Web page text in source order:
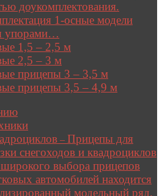
доукомплектования.
1-осные модели
упорами…
1,5 – 2,5 м
2,5 – 3 м
прицепы 3 – 3,5 м
прицепы 3,5 – 4,9 м
– Прицепы для
снегоходов и квадроциклов
выбора прицепов
автомобилей находится
модельный ряд.